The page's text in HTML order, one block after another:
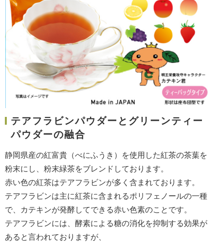
テアフラビンパウダーとグリーンティー
パウダーの融合
静岡県産の紅富貴（べにふうき）を使用した紅茶の茶葉を
粉末にし、粉末緑茶をブレンドしております。
赤い色の紅茶はテアフラビンが多く含まれております。
テアフラビンは主に紅茶に含まれるポリフェノールの一種
で、カテキンが発酵してできる赤い色素のことです。
テアフラビンには、酵素による糖の消化を抑制する効果が
あると言われておりますが、